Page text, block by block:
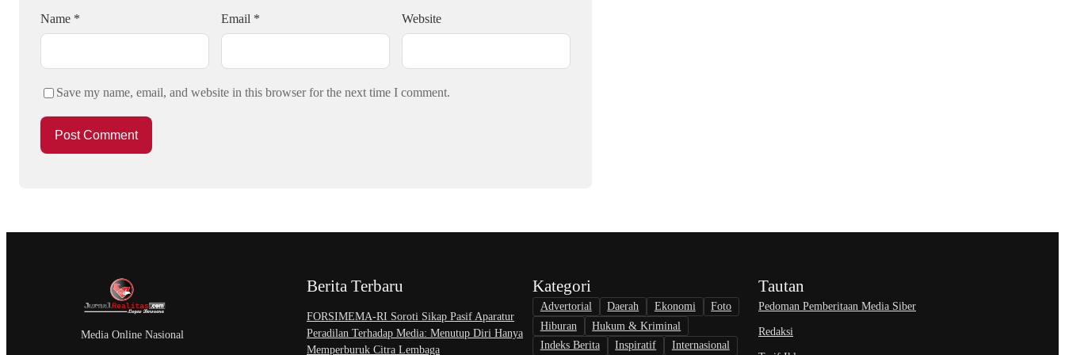
Name * Email * Website
Save my name, email, and website in this browser for the next time I comment.
Media Online Nasional
Berita Terbaru
​FORSIMEMA-RI Soroti Sikap Pasif Aparatur
Peradilan Terhadap Media: Menutup Diri Hanya
Memperburuk Citra Lembaga
Kategori
Advertorial Daerah Ekonomi
Foto
Hiburan
Hukum & Kriminal
Indeks Berita
Inspiratif Internasional
Tautan
Pedoman Pemberitaan Media Siber
Redaksi